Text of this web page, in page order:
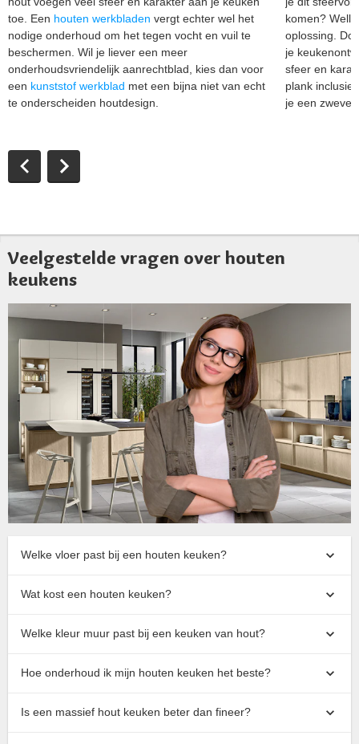
toe. Een houten werkbladen vergt echter wel het
nodige onderhoud om het tegen vocht en vuil te
beschermen. Wil je liever een meer
onderhoudsvriendelijk aanrechtblad, kies dan voor
een kunststof werkblad met een bijna niet van echt
te onderscheiden houtdesign.
komen?
oplossing.
je
sfeer en
plank
je een
Veelgestelde vragen over houten
keukens
Welke vloer past bij een houten keuken?
Wat kost een houten keuken​?
Welke kleur muur past bij een keuken van hout?
Hoe onderhoud ik mijn houten keuken het beste?
Is een massief hout keuken beter dan fineer?